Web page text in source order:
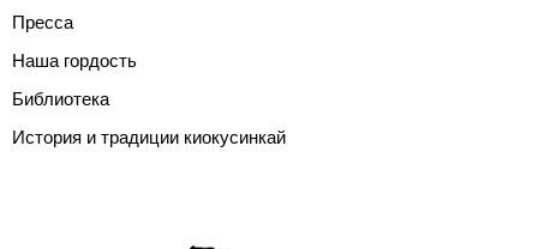
Пресса
Наша гордость
Библиотека
История и традиции киокусинкай